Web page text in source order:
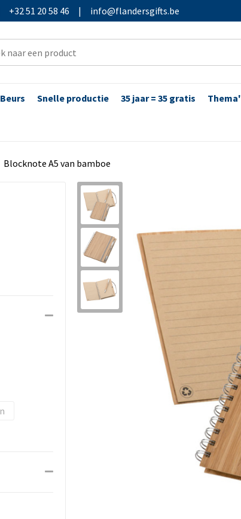
+32 51 20 58 46 | info@flandersgifts.be
Beurs Snelle productie 35 jaar = 35 gratis
Blocknote A5 van bamboe